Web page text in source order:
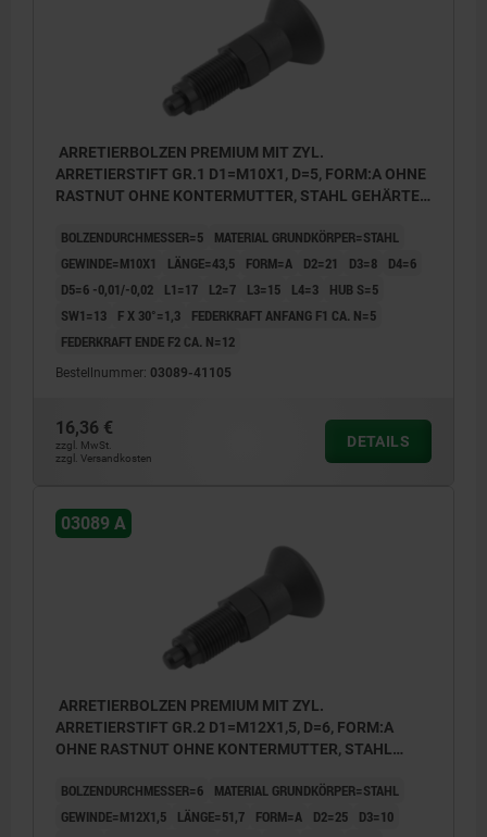
ARRETIERBOLZEN PREMIUM MIT ZYL.
ARRETIERSTIFT GR.1 D1=M10X1, D=5, FORM:A OHNE
RASTNUT OHNE KONTERMUTTER, STAHL GEHÄRTET,
SCHWARZGRAU RAL7021
BOLZENDURCHMESSER=5
MATERIAL GRUNDKÖRPER=STAHL
GEWINDE=M10X1
LÄNGE=43,5 FORM=A D2=21 D3=8
D4=6
D5=6 -0,01/-0,02
L1=17 L2=7 L3=15 L4=3
HUB S=5
SW1=13
F X 30°=1,3
FEDERKRAFT ANFANG F1 CA. N=5
FEDERKRAFT ENDE F2 CA. N=12
Bestellnummer: 03089-41105
16,36 €
zzgl. MwSt.
zzgl. Versandkosten
DETAILS
03089 A
ARRETIERBOLZEN PREMIUM MIT ZYL.
ARRETIERSTIFT GR.2 D1=M12X1,5, D=6, FORM:A
OHNE RASTNUT OHNE KONTERMUTTER, STAHL
SCHWARZGRAU RAL7021
BOLZENDURCHMESSER=6
MATERIAL GRUNDKÖRPER=STAHL
GEWINDE=M12X1,5
LÄNGE=51,7 FORM=A D2=25
D3=10